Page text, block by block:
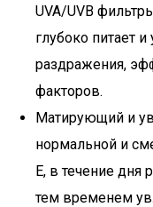
UVA/UVB
глубоко питает
раздражения,
факторов.
Матирующий и
нормальной и
Е, в течение дня
тем временем